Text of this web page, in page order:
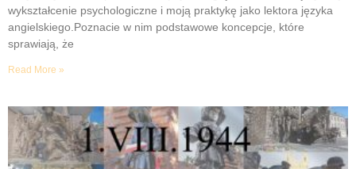
wykształcenie psychologiczne i moją praktykę jako lektora języka
angielskiego.Poznacie w nim podstawowe koncepcje, które
sprawiają, że
Read More »